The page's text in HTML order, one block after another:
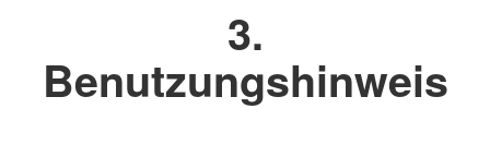
3.
Benutzungshinweis